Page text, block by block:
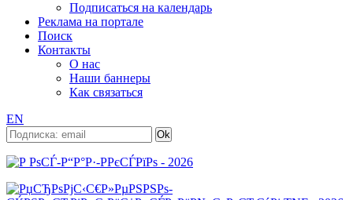
Подписаться на календарь
Реклама на портале
Поиск
Контакты
О нас
Наши баннеры
Как связаться
EN